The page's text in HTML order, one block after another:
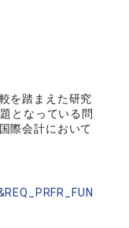
を踏まえた研究
となっている問
際会計において